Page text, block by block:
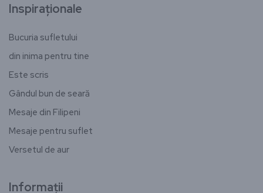
Inspiraționale
Bucuria sufletului
din inima pentru tine
Este scris
Gândul bun de seară
Mesaje din Filipeni
Mesaje pentru suflet
Versetul de aur
Informații